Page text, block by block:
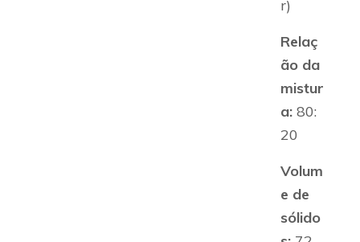
r)
Relaç
ão da
mistur
a:80:
20
Volum
e de
sólido